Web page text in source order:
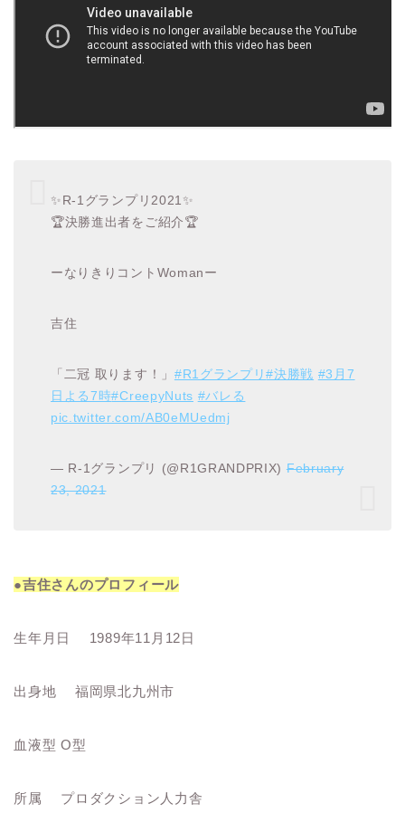
✨R-1グランプリ2021✨
🏆決勝進出者をご紹介🏆
ーなりきりコントWomanー
吉住
「二冠 取ります！」 #R1グランプリ#決勝戦 #3月7
日よる7時#CreepyNuts #バレる
pic.twitter.com/AB0eMUedmj
— R-1グランプリ (@R1GRANDPRIX) February
23, 2021
●吉住さんのプロフィール
生年月日 1989年11月12日
出身地 福岡県北九州市
血液型 O型
所属 プロダクション人力舎